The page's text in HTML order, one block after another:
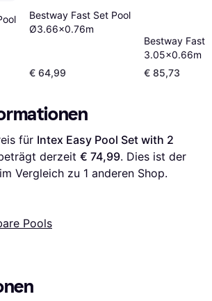
Bestway Fast Set Pool
Ø3.66x0.76m
€ 64,99
Bestway Fast
3.05x0.66m
€ 85,73
für Intex Easy Pool Set with 2
derzeit € 74,99. Dies ist der
Vergleich zu 1 anderen Shop.
Pools